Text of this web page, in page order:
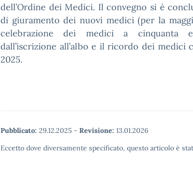
dell’Ordine dei Medici. Il convegno si è
di giuramento dei nuovi medici (per la
celebrazione dei medici a cinquanta
dall’iscrizione all’albo e il ricordo dei medici
2025.
Pubblicato: 29.12.2025 - Revisione: 13.01.2026
Eccetto dove diversamente specificato, questo articolo è